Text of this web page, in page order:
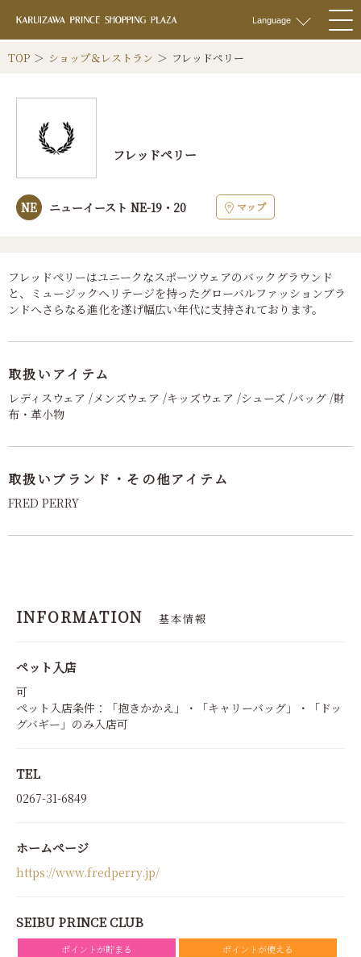
軽井沢 プリンス
Language
TOP ショップ＆レストラン フレッドペリー
フレッドペリー
NE ニューイースト NE-19・20 マップ
フレッドペリーはユニークなスポーツウェアのバックグラウンド
と、ミュージックヘリテージを持ったグローバルファッションブラ
ンドへさらなる進化を遂げ幅広い年代に支持されております。
取扱いアイテム
レディスウェア /メンズウェア /キッズウェア /シューズ /バッグ /財
布・革小物
取扱いブランド・その他アイテム
FRED PERRY
INFORMATION 基本情報
ペット入店
可
ペット入店条件：「抱きかかえ」・「キャリーバッグ」・「ドッ
グバギー」のみ入店可
TEL
0267-31-6849
ホームページ
https://www.fredperry.jp/
SEIBU PRINCE CLUB
ポイントが貯まる ポイントが使える